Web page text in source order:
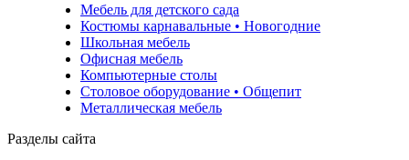
Мебель для детского сада
Костюмы карнавальные • Новогодние
Школьная мебель
Офисная мебель
Компьютерные столы
Столовое оборудование • Общепит
Металлическая мебель
Разделы сайта